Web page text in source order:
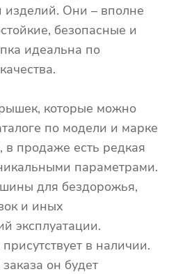
изделий. Они – вполне
безопасные и
идеальна по
которые можно
по модели и марке
в продаже есть редкая
параметрами.
для бездорожья,
и иных
эксплуатации.
в наличии.
он будет